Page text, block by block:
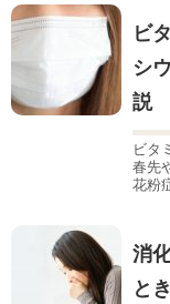
ビ
シ
説
ビタ
春先
花粉
消
と